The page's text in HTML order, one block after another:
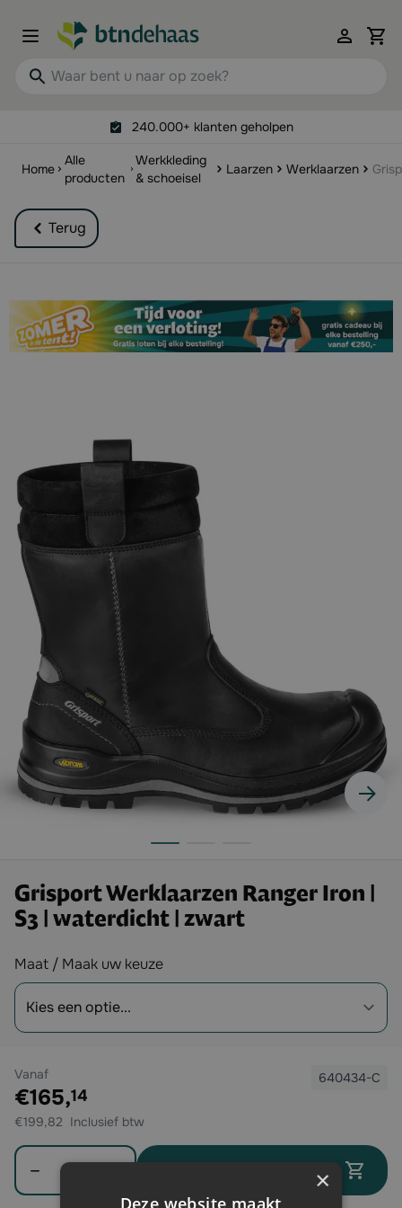
Waar bent u naar op zoek?
240.000+ klanten geholpen
Home
Alle
producten
Werkkleding
& schoeisel
Laarzen Werklaarzen
Terug
Grisport Werklaarzen Ranger Iron |
S3 | waterdicht | zwart
Opties
Maat / Maak uw keuze
Vanaf
Exclusief btw:
€165,14
€199,82
640434-C
Aantal
×
Deze website maakt